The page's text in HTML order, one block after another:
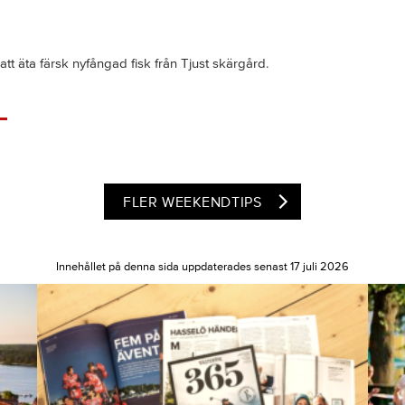
äta färsk nyfångad fisk från Tjust skärgård.
FLER WEEKENDTIPS
Innehållet på denna sida uppdaterades senast 17 juli 2026